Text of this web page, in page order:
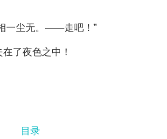
一尘无。——走吧！”
了夜色之中！
目录